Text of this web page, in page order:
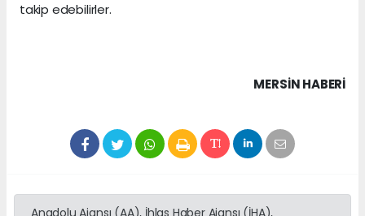
takip edebilirler.
MERSIN HABERİ